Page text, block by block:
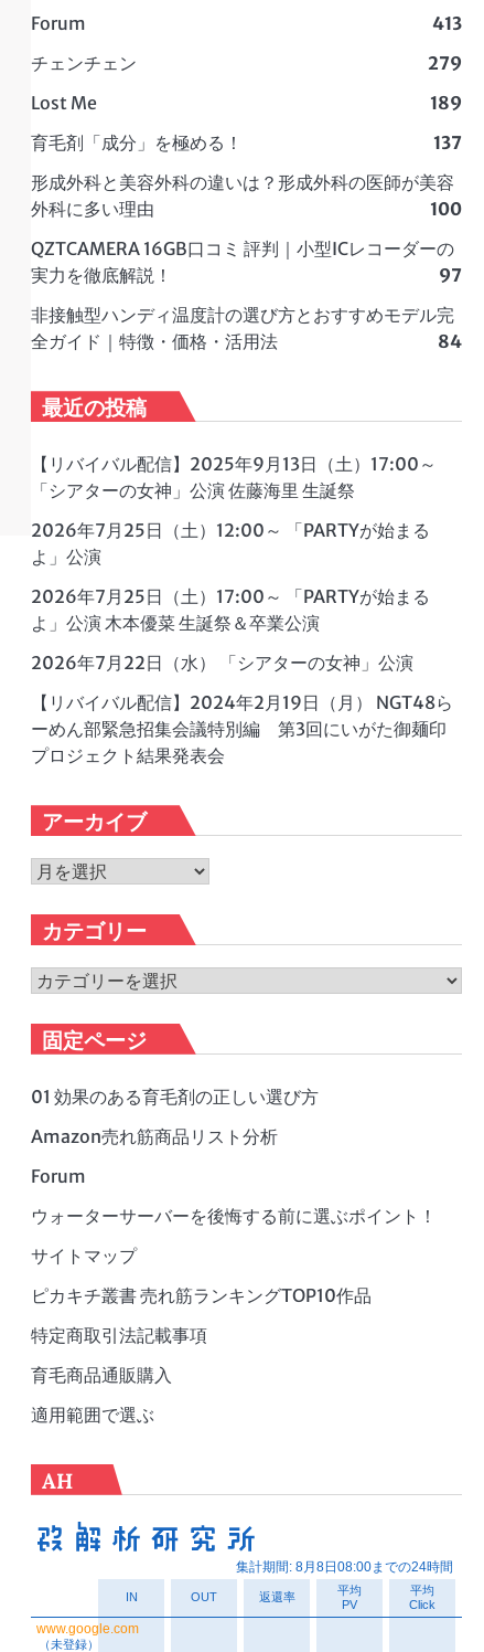
Forum
413
チェンチェン
279
Lost Me
189
育毛剤「成分」を極める！
137
形成外科と美容外科の違いは？形成外科の医師が美容
外科に多い理由
100
QZTCAMERA 16GB口コミ 評判｜小型ICレコーダーの
実力を徹底解説！
97
非接触型ハンディ温度計の選び方とおすすめモデル完
全ガイド｜特徴・価格・活用法
84
最近の投稿
【リバイバル配信】2025年9月13日（土）17:00～
「シアターの女神」公演 佐藤海里 生誕祭
2026年7月25日（土）12:00～ 「PARTYが始まる
よ」公演
2026年7月25日（土）17:00～ 「PARTYが始まる
よ」公演 木本優菜 生誕祭＆卒業公演
2026年7月22日（水） 「シアターの女神」公演
【リバイバル配信】2024年2月19日（月） NGT48ら
ーめん部緊急招集会議特別編 第3回にいがた御麺印
プロジェクト結果発表会
アーカイブ
ア
カ
イ
ブ
カテゴリー
カ
ゴ
リ
ー
固定ページ
01 効果のある育毛剤の正しい選び方
Amazon売れ筋商品リスト分析
Forum
ウォーターサーバーを後悔する前に選ぶポイント！
サイトマップ
ピカキチ叢書 売れ筋ランキングTOP10作品
特定商取引法記載事項
育毛商品通販購入
適用範囲で選ぶ
AH